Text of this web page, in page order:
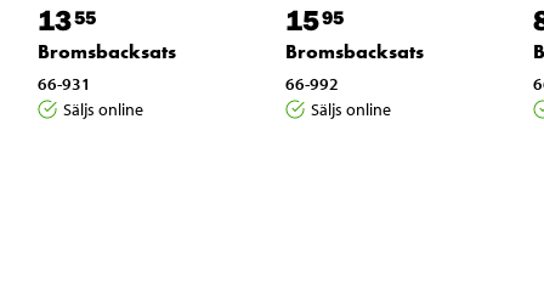
1355
Bromsbacksats
66-931
Säljs online
1595
Bromsbacksats
66-992
Säljs online